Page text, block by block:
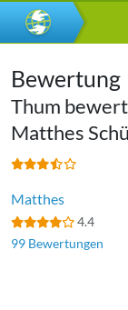
Bewertung
Thum
Matthes
Matthes
4.4
99 Bewertungen